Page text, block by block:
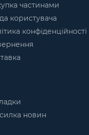
частинами
користувача
конфіденційності
новин